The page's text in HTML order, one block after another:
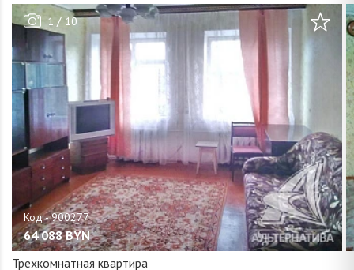
1/ 10
64 088 BYN
Трехкомнатная квартира